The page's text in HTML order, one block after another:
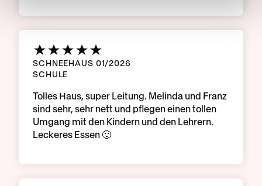
SCHNEEHAUS 01/2026
SCHULE
Tolles Haus, super Leitung. Melinda und Franz
sind sehr, sehr nett und pflegen einen tollen
Umgang mit den Kindern und den Lehrern.
Leckeres Essen 🙂